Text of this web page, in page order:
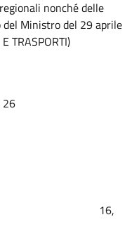
nonché delle
Ministro del 29 aprile
TRASPORTI)
16,